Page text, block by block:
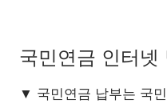
국민연금 인터넷
▼ 국민연금 납부는 국